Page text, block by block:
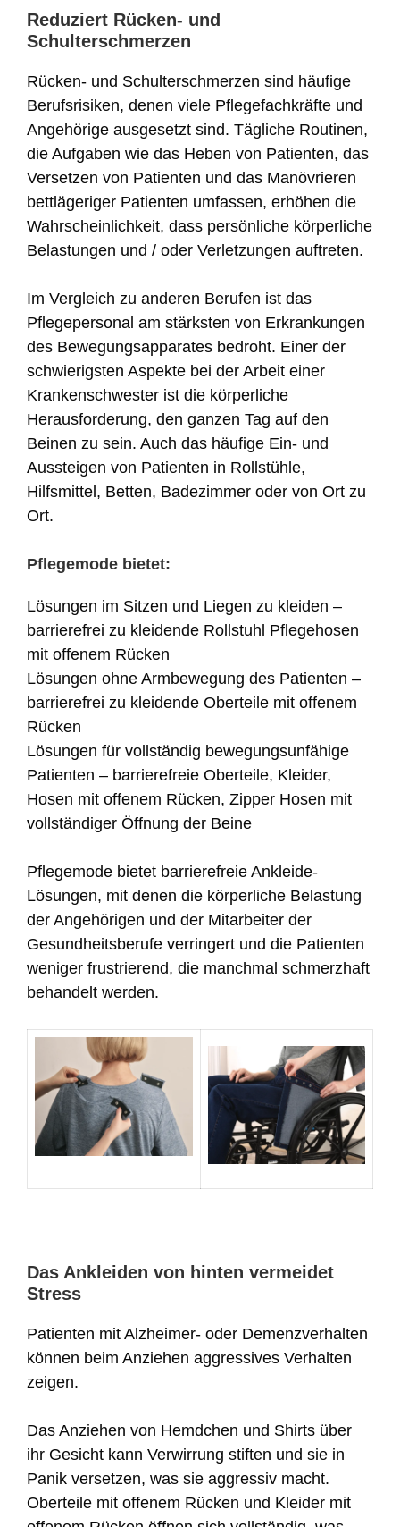
Reduziert Rücken- und
Schulterschmerzen
Rücken- und Schulterschmerzen sind häufige
Berufsrisiken, denen viele Pflegefachkräfte und
Angehörige ausgesetzt sind. Tägliche Routinen,
die Aufgaben wie das Heben von Patienten, das
Versetzen von Patienten und das Manövrieren
bettlägeriger Patienten umfassen, erhöhen die
Wahrscheinlichkeit, dass persönliche körperliche
Belastungen und / oder Verletzungen auftreten.
Im Vergleich zu anderen Berufen ist das
Pflegepersonal am stärksten von Erkrankungen
des Bewegungsapparates bedroht. Einer der
schwierigsten Aspekte bei der Arbeit einer
Krankenschwester ist die körperliche
Herausforderung, den ganzen Tag auf den
Beinen zu sein. Auch das häufige Ein- und
Aussteigen von Patienten in Rollstühle,
Hilfsmittel, Betten, Badezimmer oder von Ort zu
Ort.
Pflegemode bietet:
Lösungen im Sitzen und Liegen zu kleiden –
barrierefrei zu kleidende Rollstuhl Pflegehosen
mit offenem Rücken
Lösungen ohne Armbewegung des Patienten –
barrierefrei zu kleidende Oberteile mit offenem
Rücken
Lösungen für vollständig bewegungsunfähige
Patienten – barrierefreie Oberteile, Kleider,
Hosen mit offenem Rücken, Zipper Hosen mit
vollständiger Öffnung der Beine
Pflegemode bietet barrierefreie Ankleide-
Lösungen, mit denen die körperliche Belastung
der Angehörigen und der Mitarbeiter der
Gesundheitsberufe verringert und die Patienten
weniger frustrierend, die manchmal schmerzhaft
behandelt werden.
Das Ankleiden von hinten vermeidet
Stress
Patienten mit Alzheimer- oder Demenzverhalten
können beim Anziehen aggressives Verhalten
zeigen.
Das Anziehen von Hemdchen und Shirts über
ihr Gesicht kann Verwirrung stiften und sie in
Panik versetzen, was sie aggressiv macht.
Oberteile mit offenem Rücken und Kleider mit